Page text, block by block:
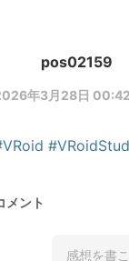
pos02159
年3月28日 00:42
メント